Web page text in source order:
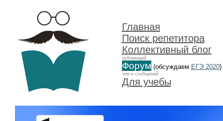
Главная
Поиск репетитора
Коллективный блог
публикаций
Форум (обсуждаем ЕГЭ 2020)
тем и сообщений
Для учебы